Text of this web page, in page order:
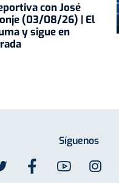
con José
(03/08/26) | El
y sigue en
Síguenos